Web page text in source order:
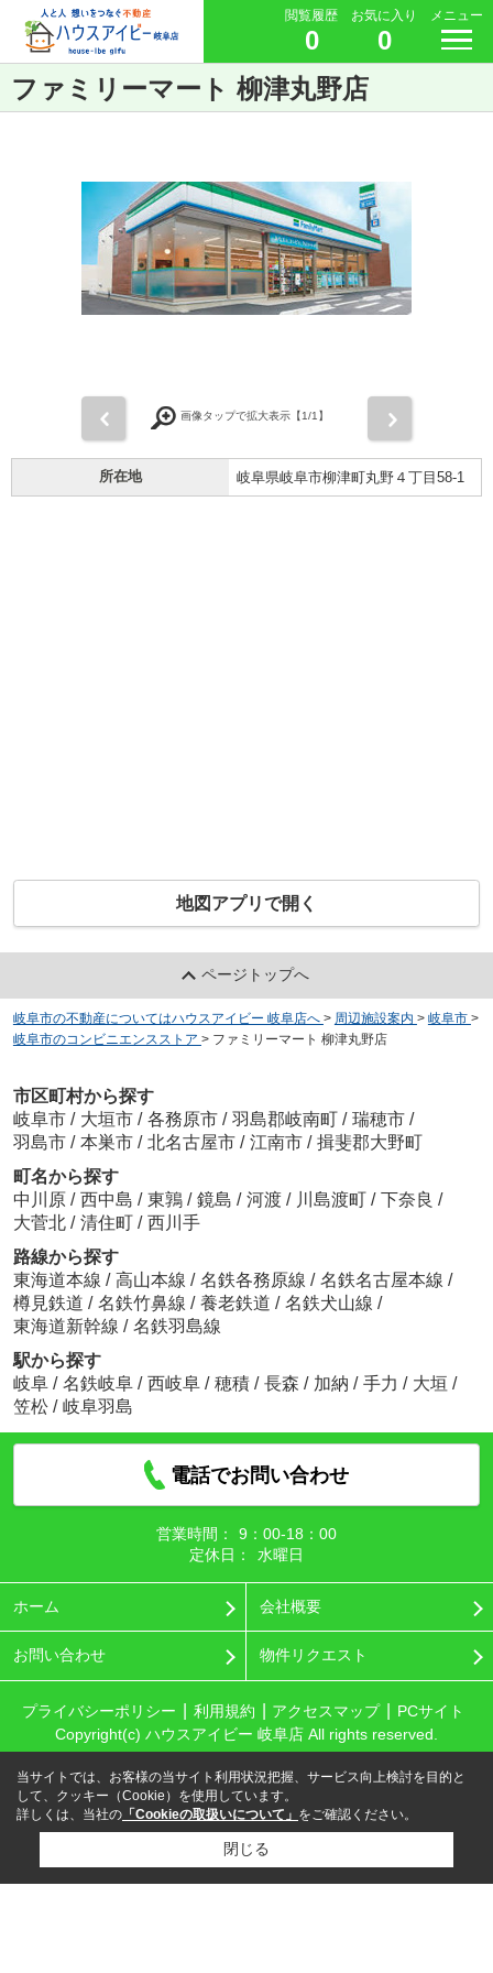
閲覧履歴
0
お気に入り
0
メニュー
ファミリーマート 柳津丸野店
画像タップで拡大表示【1/1】
所在地 岐阜県岐阜市柳津町丸野４丁目58-1
地図アプリで開く
ページトップへ
岐阜市の不動産についてはハウスアイビー 岐阜店へ > 周辺施設案内 > 岐阜市 >
岐阜市のコンビニエンスストア > ファミリーマート 柳津丸野店
市区町村から探す
岐阜市 / 大垣市 / 各務原市 / 羽島郡岐南町 / 瑞穂市 /
羽島市 / 本巣市 / 北名古屋市 / 江南市 / 揖斐郡大野町
町名から探す
中川原 / 西中島 / 東鶉 / 鏡島 / 河渡 / 川島渡町 / 下奈良 /
大菅北 / 清住町 / 西川手
路線から探す
東海道本線 / 高山本線 / 名鉄各務原線 / 名鉄名古屋本線 /
樽見鉄道 / 名鉄竹鼻線 / 養老鉄道 / 名鉄犬山線 /
東海道新幹線 / 名鉄羽島線
駅から探す
岐阜 / 名鉄岐阜 / 西岐阜 / 穂積 / 長森 / 加納 / 手力 / 大垣 /
笠松 / 岐阜羽島
電話でお問い合わせ
営業時間：
9：00‐18：00
定休日：
水曜日
ホーム 会社概要
お問い合わせ 物件リクエスト
プライバシーポリシー 利用規約 アクセスマップ
PCサイト
Copyright(c) ハウスアイビー 岐阜店 All rights reserved.
当サイトでは、お客様の当サイト利用状況把握、サービス向上検討を目的と
して、クッキー（Cookie）を使用しています。
詳しくは、当社の 「Cookieの取扱いについて」 をご確認ください。
閉じる